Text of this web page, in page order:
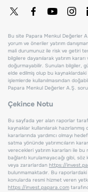
Bu site Papara Menkul Değerler
yorum ve öneriler yatırım
mali durumunuz ile risk ve getiri
bilgilere dayanılarak yatırım
doğurmayabilir. Sunulan bilgiler,
elde edilmiş olup bu
işlemlerde kullanılmasından
Papara Menkul Değerler A.Ş.
Çekince Notu
Bu sayfada yer alan raporlar
kaynaklar kullanılarak hazırlanmış
kararlarında yardımcı olmayı
satma yönünde yatırımcıların
verecekleri yatırım kararları ile
bağlantı kurulamayacağı gibi, söz
veya zararlardan https://
bulunmamaktadır. Bu
konularda resmi hizmet veren
https://invest.papara.com